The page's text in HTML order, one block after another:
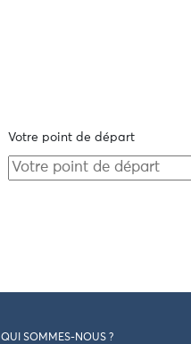
Votre point de départ
QUI SOMMES-NOUS ?